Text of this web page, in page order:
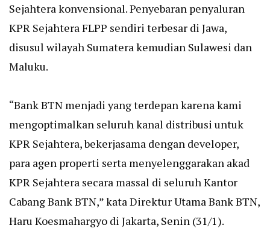
Sejahtera konvensional. Penyebaran penyaluran
KPR Sejahtera FLPP sendiri terbesar di Jawa,
disusul wilayah Sumatera kemudian Sulawesi dan
Maluku.
“Bank BTN menjadi yang terdepan karena kami
mengoptimalkan seluruh kanal distribusi untuk
KPR Sejahtera, bekerjasama dengan developer,
para agen properti serta menyelenggarakan akad
KPR Sejahtera secara massal di seluruh Kantor
Cabang Bank BTN,” kata Direktur Utama Bank BTN,
Haru Koesmahargyo di Jakarta, Senin (31/1).